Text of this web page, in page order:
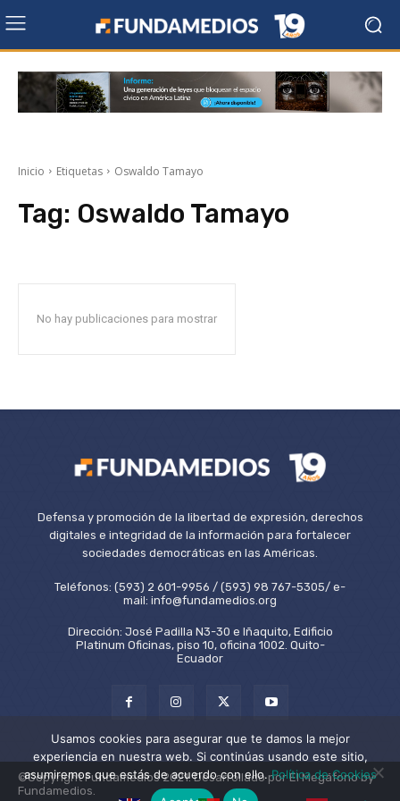
Inicio Etiquetas Oswaldo Tamayo
Tag: Oswaldo Tamayo
No hay publicaciones para mostrar
Defensa y promoción de la libertad de expresión, derechos
digitales e integridad de la información para fortalecer
sociedades democráticas en las Américas.
Teléfonos: (593) 2 601-9956 / (593) 98 767-5305/ e-
mail: info@fundamedios.org
Dirección: José Padilla N3-30 e Iñaquito, Edificio
Platinum Oficinas, piso 10, oficina 1002. Quito-
Ecuador
©Copyright Fundamedios 2021. Desarrollado por El Megáfono by
Fundamedios.
Usamos cookies para asegurar que te damos la mejor
experiencia en nuestra web. Si continúas usando este sitio,
asumiremos que estás de acuerdo con ello.Política de Cookies